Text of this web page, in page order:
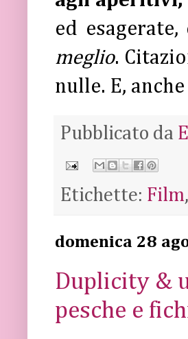
ed
meglio.
nulle. E,
Pubblicato da
Etichette: Film,
domenica 28
Duplicity &
pesche e